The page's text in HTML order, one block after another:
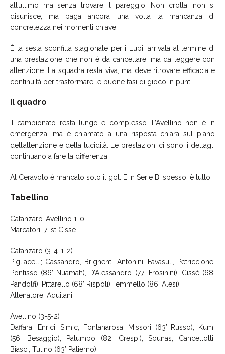
all’ultimo ma senza trovare il pareggio. Non crolla, non si
disunisce, ma paga ancora una volta la mancanza di
concretezza nei momenti chiave.
È la sesta sconfitta stagionale per i Lupi, arrivata al termine di
una prestazione che non è da cancellare, ma da leggere con
attenzione. La squadra resta viva, ma deve ritrovare efficacia e
continuità per trasformare le buone fasi di gioco in punti.
Il quadro
Il campionato resta lungo e complesso. L’Avellino non è in
emergenza, ma è chiamato a una risposta chiara sul piano
dell’attenzione e della lucidità. Le prestazioni ci sono, i dettagli
continuano a fare la differenza.
Al Ceravolo è mancato solo il gol. E in Serie B, spesso, è tutto.
Tabellino
Catanzaro-Avellino 1-0
Marcatori: 7’ st Cissé
Catanzaro (3-4-1-2)
Pigliacelli; Cassandro, Brighenti, Antonini; Favasuli, Petriccione,
Pontisso (86’ Nuamah), D’Alessandro (77’ Frosinini); Cissé (68’
Pandolfi); Pittarello (68’ Rispoli), Iemmello (86’ Alesi).
Allenatore: Aquilani
Avellino (3-5-2)
Daffara; Enrici, Simic, Fontanarosa; Missori (63’ Russo), Kumi
(56’ Besaggio), Palumbo (82’ Crespi), Sounas, Cancellotti;
Biasci, Tutino (63’ Patierno).